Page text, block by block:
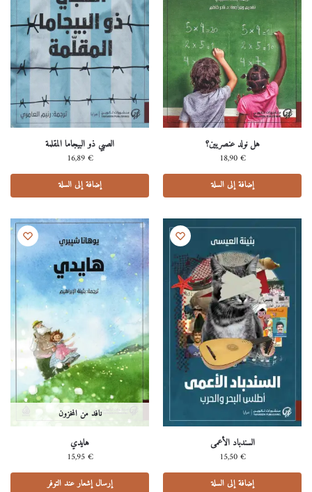
هل نولد عنصريين؟
18,90€
إضافة إلى السلة
الصبي ذو البيجاما المقلمة
16,89€
إضافة إلى السلة
السندباد الأعمى
15,50€
إضافة إلى السلة
نافد من المخزون
هايدي
15,95€
إرسال إشعار عند التوفر